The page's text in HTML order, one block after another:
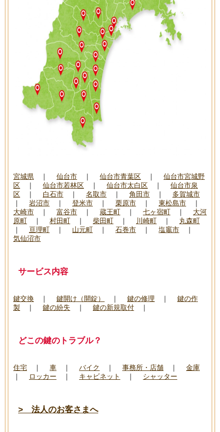
宮城県 ｜ 仙台市 ｜ 仙台市青葉区 ｜ 仙台市宮城野
区 ｜ 仙台市若林区 ｜ 仙台市太白区 ｜ 仙台市泉
区 ｜ 白石市 ｜ 名取市 ｜ 角田市 ｜ 多賀城市
｜ 岩沼市 ｜ 登米市 ｜ 栗原市 ｜ 東松島市 ｜
大崎市 ｜ 富谷市 ｜ 蔵王町 ｜ 七ヶ宿町 ｜ 大河
原町 ｜ 村田町 ｜ 柴田町 ｜ 川崎町 ｜ 丸森町
｜ 亘理町 ｜ 山元町 ｜ 石巻市 ｜ 塩竈市 ｜
気仙沼市
サービス内容
鍵交換 ｜ 鍵開け（開錠） ｜ 鍵の修理 ｜ 鍵の作
製 ｜ 鍵の紛失 ｜ 鍵の新規取付 ｜
どこの鍵のトラブル？
住宅 ｜ 車 ｜ バイク ｜ 事務所・店舗 ｜ 金庫
｜
ロッカー ｜ キャビネット ｜ シャッター
> 法人のお客さまへ